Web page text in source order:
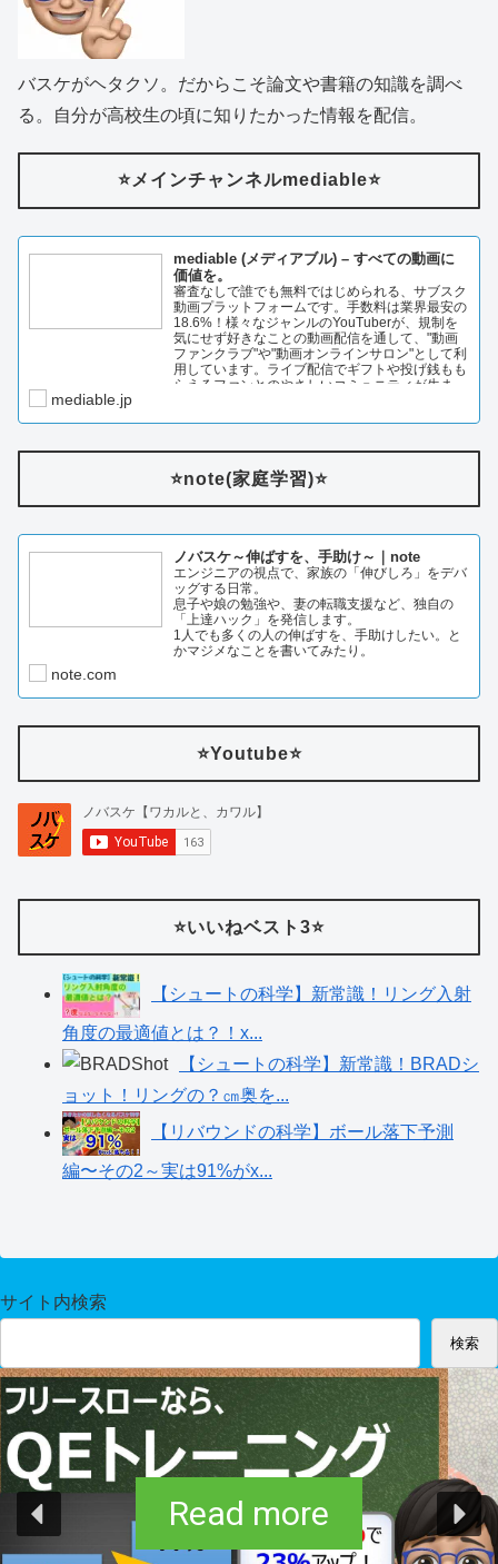
バスケがヘタクソ。だからこそ論文や書籍の知識を調べ
る。自分が高校生の頃に知りたかった情報を配信。
⭐️メインチャンネルmediable⭐️
mediable (メディアブル) – すべての動画に
価値を。
審査なしで誰でも無料ではじめられる、サブスク
動画プラットフォームです。手数料は業界最安の
18.6%！様々なジャンルのYouTuberが、規制を
気にせず好きなことの動画配信を通して、"動画
ファンクラブ"や"動画オンラインサロン"として利
用しています。ライブ配信でギフトや投げ銭もも
らえるファンとのやさしいコミュニティが生ま…
mediable.jp
⭐️note(家庭学習)⭐️
ノバスケ～伸ばすを、手助け～｜note
エンジニアの視点で、家族の「伸びしろ」をデバ
ッグする日常。
息子や娘の勉強や、妻の転職支援など、独自の
「上達ハック」を発信します。
1人でも多くの人の伸ばすを、手助けしたい。と
かマジメなことを書いてみたり。
note.com
⭐️Youtube⭐️
⭐️いいねベスト3⭐️
【シュートの科学】新常識！リング入射
角度の最適値とは？！x...
【シュートの科学】新常識！BRADシ
ョット！リングの？㎝奥を...
【リバウンドの科学】ボール落下予測
編〜その2～実は91%がx...
サイト内検索
検索
Read more